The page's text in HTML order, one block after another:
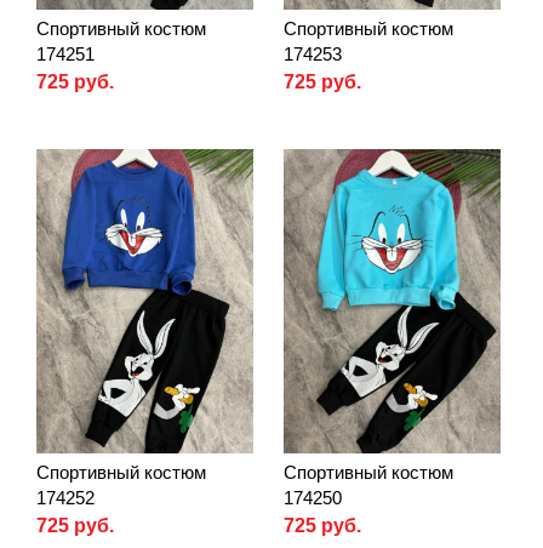
Спортивный костюм
174251
725 руб.
Спортивный костюм
174253
725 руб.
Спортивный костюм
174252
725 руб.
Спортивный костюм
174250
725 руб.